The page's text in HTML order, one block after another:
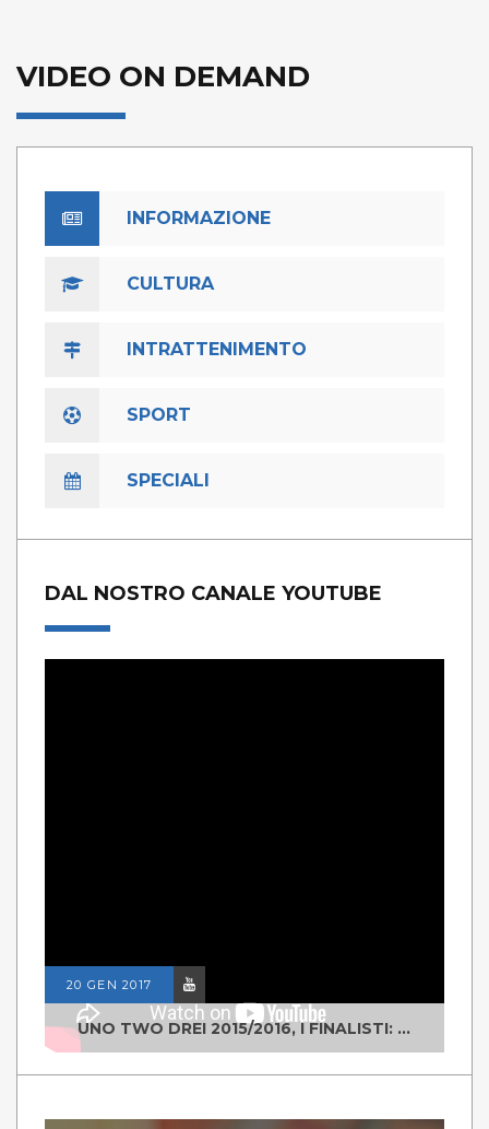
VIDEO ON DEMAND
INFORMAZIONE
CULTURA
INTRATTENIMENTO
SPORT
SPECIALI
DAL NOSTRO CANALE YOUTUBE
20 GEN 2017
UNO TWO DREI 2015/2016, I FINALISTI: CLASSE IV ALS ISTITUTO "DEGASPERI" BORGO VALSUGANA